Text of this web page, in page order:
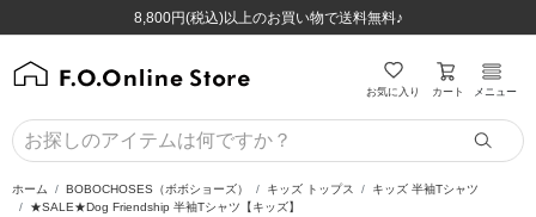
8,800円(税込)以上のお買い物で送料無料♪
ほぼ全品半額！！8/12(水)お昼12:59まで！！
8,800円(税込)以上のお買い物で送料無料♪
ほぼ全品半額！！8/12(水)お昼12:59まで！！
お気に入り カート メニュー
ホーム BOBOCHOSES（ボボショーズ） キッズ トップス
キッズ 半袖Tシャツ
★SALE★Dog Friendship 半袖Tシャツ【キッズ】